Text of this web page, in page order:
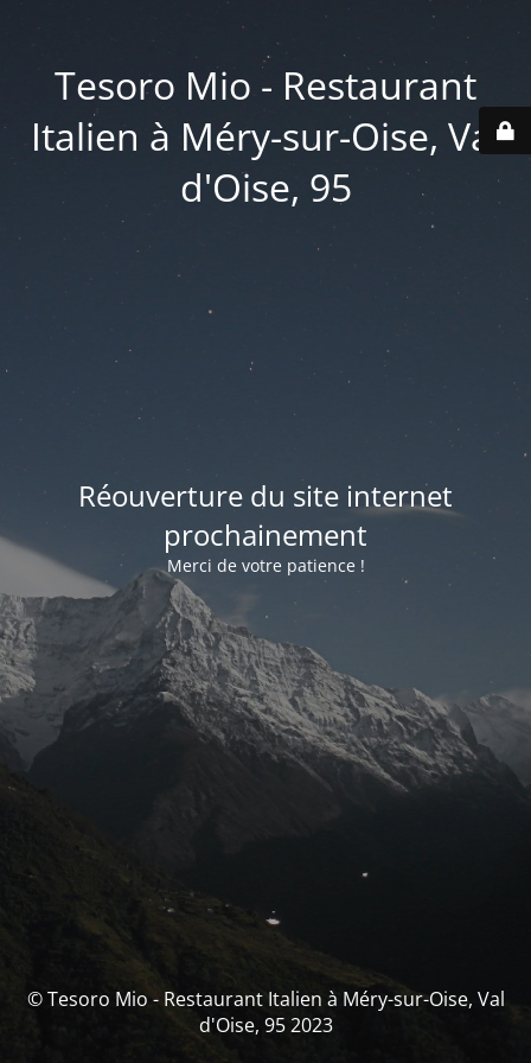
Tesoro Mio - Restaurant
Italien à Méry-sur-Oise, Val
d'Oise, 95
Réouverture du site internet
prochainement
Merci de votre patience !
© Tesoro Mio - Restaurant Italien à Méry-sur-Oise, Val
d'Oise, 95 2023